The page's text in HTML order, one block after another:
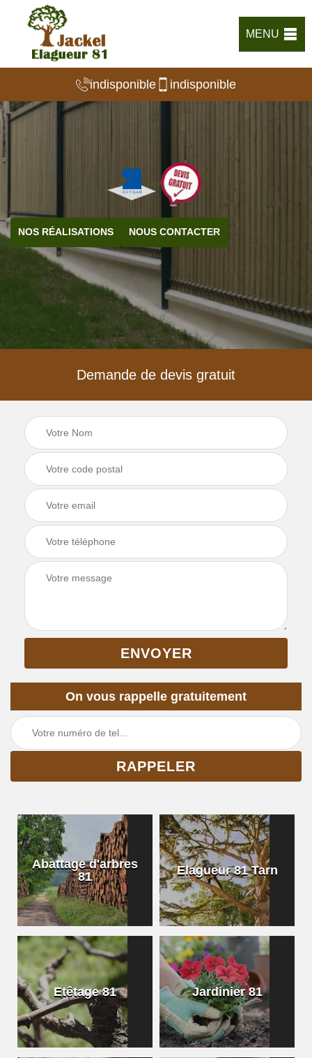
MENU
indisponible indisponible
NOS RÉALISATIONS NOUS CONTACTER
Demande de devis gratuit
On vous rappelle gratuitement
Abattage d'arbres
81
Elagueur 81 Tarn
Etêtage 81 Jardinier 81